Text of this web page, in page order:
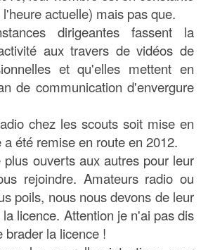
actuelle) mais pas que.
dirigeantes fassent la
aux travers de vidéos de
et qu'elles mettent en
de communication d'envergure
chez les scouts soit mise en
été remise en route en 2012.
ouverts aux autres pour leur
rejoindre. Amateurs radio ou
poils, nous nous devons de leur
licence. Attention je n'ai pas dis
brader la licence !